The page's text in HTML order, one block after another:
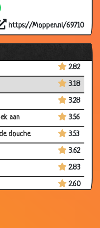
https://Moppen.nl/69710
2.99
2.82
3.18
3.28
aan
3.56
douche
3.53
3.62
2.83
2.60